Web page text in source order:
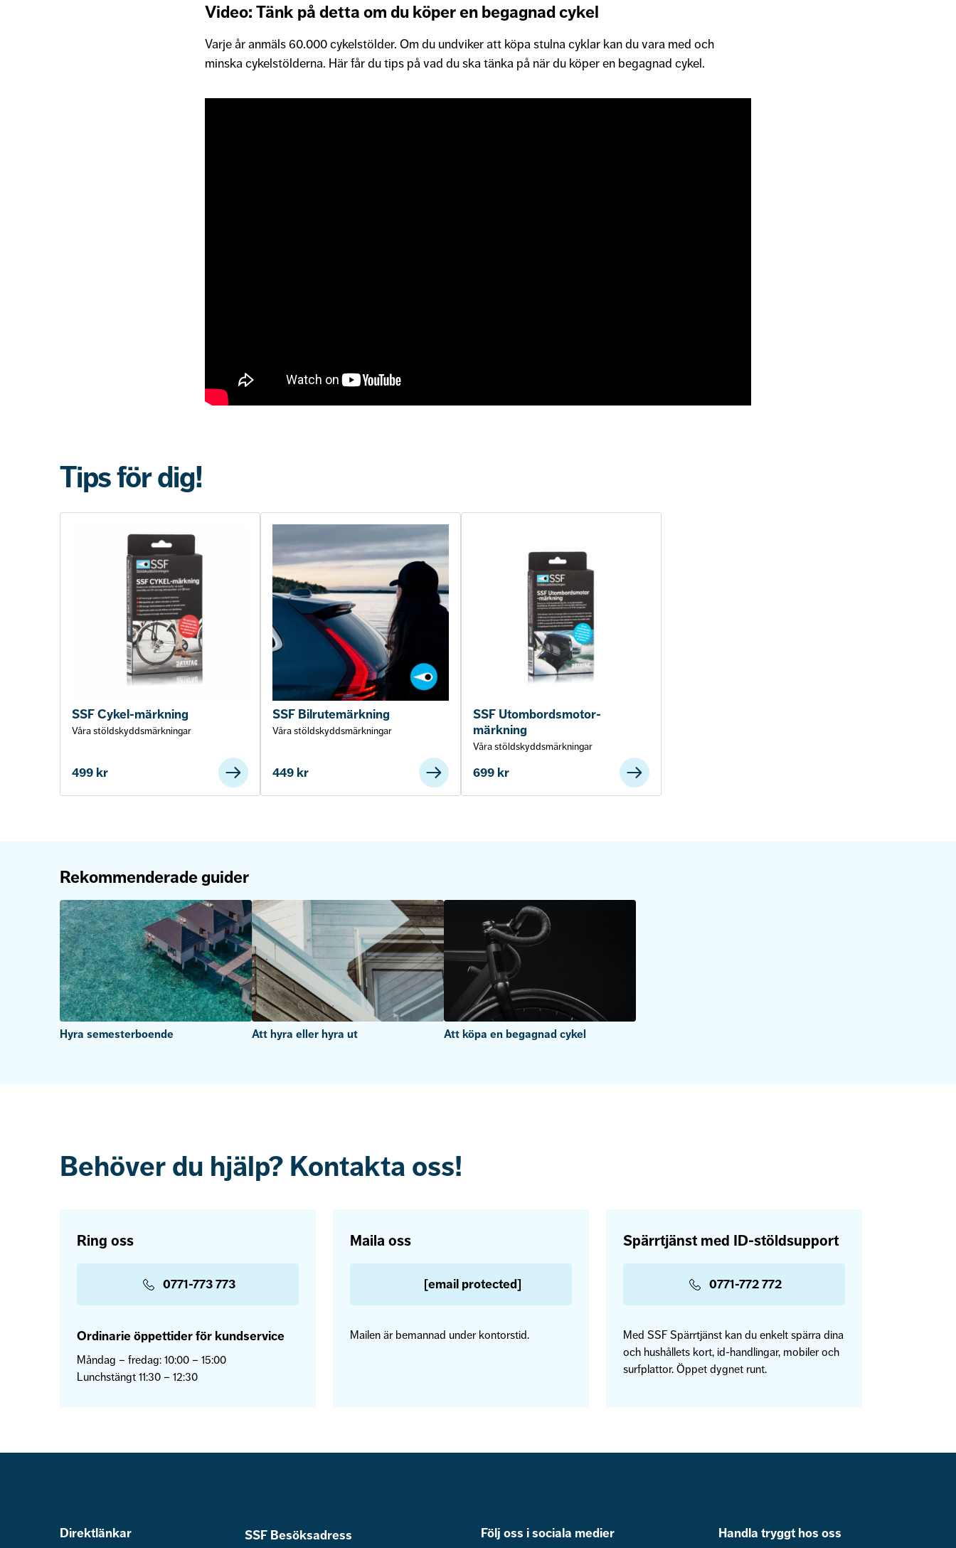
Video: Tänk på detta om du köper en begagnad cykel
Varje år anmäls 60.000 cykelstölder. Om du undviker att köpa stulna cyklar kan du vara med och
minska cykelstölderna. Här får du tips på vad du ska tänka på när du köper en begagnad cykel.
Tips för dig!
SSF Cykel-märkning
Våra stöldskyddsmärkningar
499 kr
SSF Bilrutemärkning
Våra stöldskyddsmärkningar
449 kr
SSF Utombordsmotor-
märkning
Våra stöldskyddsmärkningar
699 kr
Rekommenderade guider
Hyra semesterboende Att hyra eller hyra ut Att köpa en begagnad cykel
Behöver du hjälp? Kontakta oss!
Ring oss
0771-773 773
Ordinarie öppettider för kundservice
Måndag – fredag: 10:00 – 15:00
Lunchstängt 11:30 – 12:30
Maila oss
[email protected]
Mailen är bemannad under kontorstid.
Spärrtjänst med ID-stöldsupport
0771-772 772
Med SSF Spärrtjänst kan du enkelt spärra dina
och hushållets kort, id-handlingar, mobiler och
surfplattor. Öppet dygnet runt.
Direktlänkar SSF Besöksadress Följ oss i sociala medier Handla tryggt hos oss